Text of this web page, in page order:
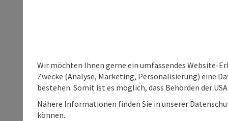
Wir möchten Ihnen gerne ein umfassendes Website-
Zwecke (Analyse, Marketing, Personalisierung) eine
bestehen. Somit ist es möglich, dass Behörden der
Nähere Informationen finden Sie in unserer
können.